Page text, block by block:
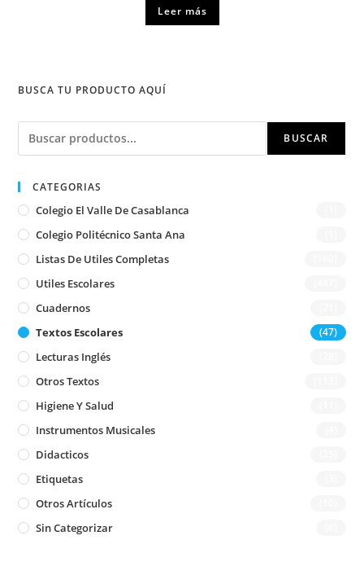
Leer más
BUSCA TU PRODUCTO AQUÍ
Buscar BUSCAR
CATEGORIAS
Colegio El Valle De Casablanca
Colegio Politécnico Santa Ana
Listas De Utiles Completas
Utiles Escolares
Cuadernos
Textos Escolares (47)
Lecturas Inglés
Otros Textos
Higiene Y Salud
Instrumentos Musicales
Didacticos
Etiquetas
Otros Artículos
Sin Categorizar